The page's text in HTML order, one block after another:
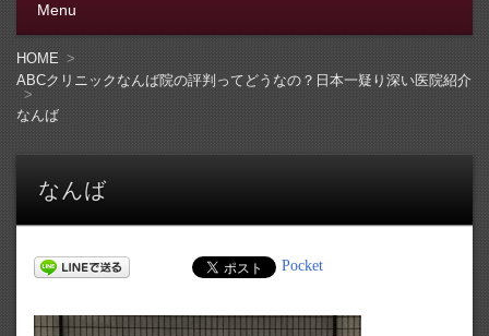
Menu
コンテンツへ移動
HOME
ABCクリニックなんば院の評判ってどうなの？日本一疑り深い医院紹介
なんば
なんば
Pocket